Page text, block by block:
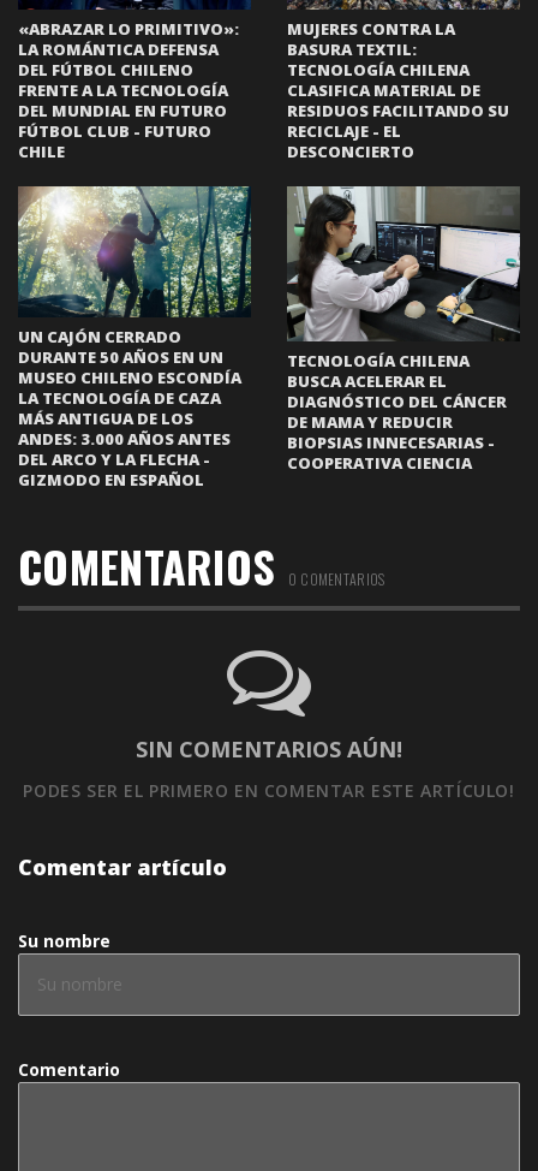
«ABRAZAR LO PRIMITIVO»:
LA ROMÁNTICA DEFENSA
DEL FÚTBOL CHILENO
FRENTE A LA TECNOLOGÍA
DEL MUNDIAL EN FUTURO
FÚTBOL CLUB - FUTURO
CHILE
MUJERES CONTRA LA
BASURA TEXTIL:
TECNOLOGÍA CHILENA
CLASIFICA MATERIAL DE
RESIDUOS FACILITANDO SU
RECICLAJE - EL
DESCONCIERTO
UN CAJÓN CERRADO
DURANTE 50 AÑOS EN UN
MUSEO CHILENO ESCONDÍA
LA TECNOLOGÍA DE CAZA
MÁS ANTIGUA DE LOS
ANDES: 3.000 AÑOS ANTES
DEL ARCO Y LA FLECHA -
GIZMODO EN ESPAÑOL
TECNOLOGÍA CHILENA
BUSCA ACELERAR EL
DIAGNÓSTICO DEL CÁNCER
DE MAMA Y REDUCIR
BIOPSIAS INNECESARIAS -
COOPERATIVA CIENCIA
COMENTARIOS 0 COMENTARIOS
SIN COMENTARIOS AÚN!
PODES SER EL PRIMERO EN COMENTAR ESTE ARTÍCULO!
Comentar artículo
Su nombre
Comentario